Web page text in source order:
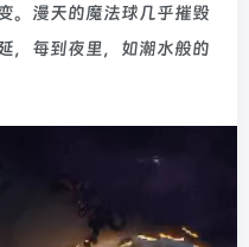
。漫天的魔法球几乎摧毁
，每到夜里，如潮水般的